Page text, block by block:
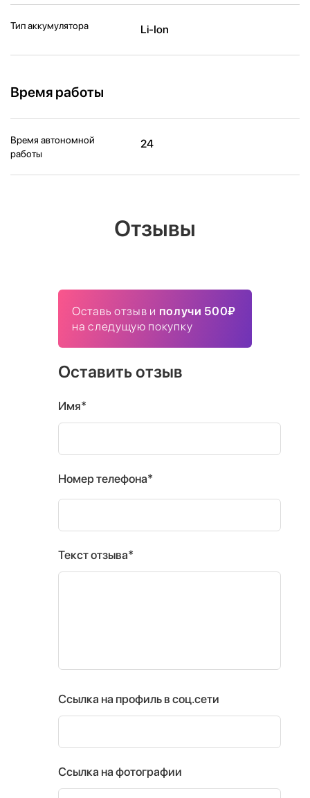
Тип аккумулятора Li-Ion
Время работы
Время автономной
работы
24
Отзывы
Оставь отзыв и получи 500₽
на следущую покупку
Оставить отзыв
Имя*
Номер телефона*
Текст отзыва*
Ссылка на профиль в соц.сети
Ссылка на фотографии